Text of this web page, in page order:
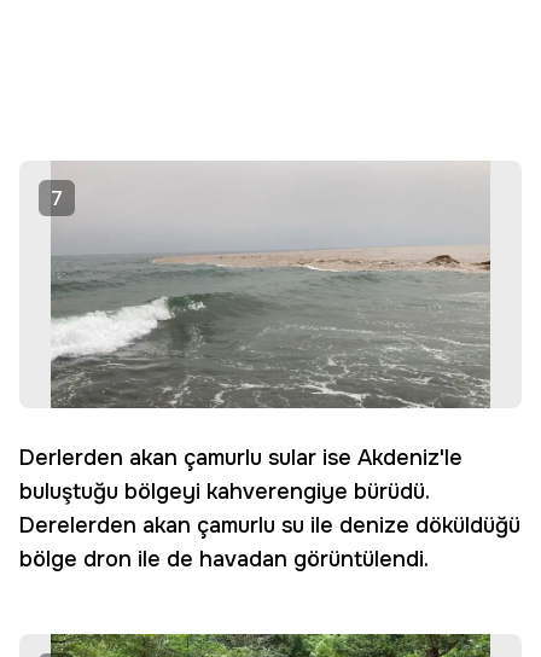
7
Derlerden akan çamurlu sular ise Akdeniz'le
buluştuğu bölgeyi kahverengiye bürüdü.
Derelerden akan çamurlu su ile denize döküldüğü
bölge dron ile de havadan görüntülendi.